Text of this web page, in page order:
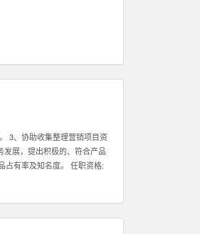
3、协助收集整理营销项目资
发展，提出积极的、符合产品
占有率及知名度。 任职资格:
以与客户进行良好的沟通。
意识，可以与客户进行良好